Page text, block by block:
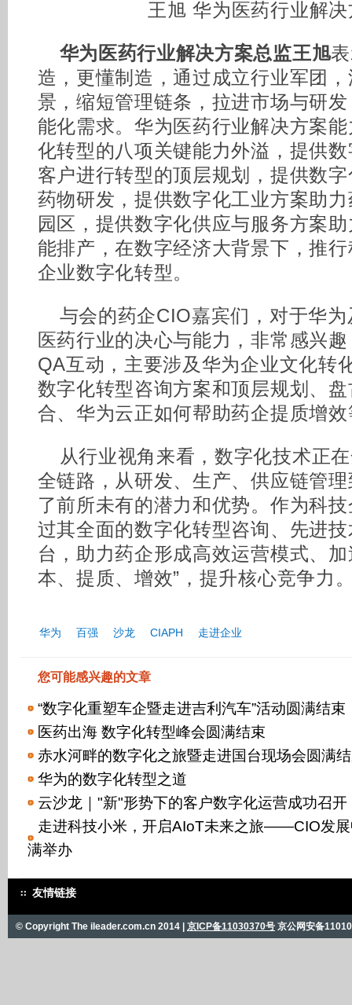
王旭 华为医药行业解
华为医药行业解决方案总监王旭
造，更懂制造，通过成立行业军团
景，缩短管理链条，拉进市场与研
能化需求。华为医药行业解决方案
化转型的八项关键能力外溢，提供
客户进行转型的顶层规划，提供数
药物研发，提供数字化工业方案助
园区，提供数字化供应与服务方案
能排产，在数字经济大背景下，推
企业数字化转型。
与会的药企CIO嘉宾们，对于华
医药行业的决心与能力，非常感兴
QA互动，主要涉及华为企业文化转
数字化转型咨询方案和顶层规划、
合、华为云正如何帮助药企提质增
从行业视角来看，数字化技术正
全链路，从研发、生产、供应链管
了前所未有的潜力和优势。作为科
过其全面的数字化转型咨询、先进
台，助力药企形成高效运营模式、
本、提质、增效”，提升核心竞争力
华为 百强 沙龙 CIAPH 走进企业
您可能感兴趣的文章
“数字化重塑车企暨走进吉利汽车”活动圆满结束
医药出海 数字化转型峰会圆满结束
赤水河畔的数字化之旅暨走进国台现场会圆满
华为的数字化转型之道
云沙龙｜"新"形势下的客户数字化运营成功召开
走进科技小米，开启AIoT未来之旅——CIO发展
满举办
友情链接
© Copyright The ileader.com.cn 2014 | 京ICP备11030370号 京公网安备